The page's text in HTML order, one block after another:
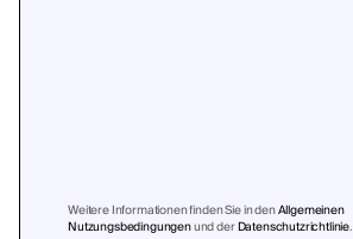
Weitere Informationen finden Sie in denAllgemeinen
Nutzungsbedingungenund derDatenschutzrichtlinie.